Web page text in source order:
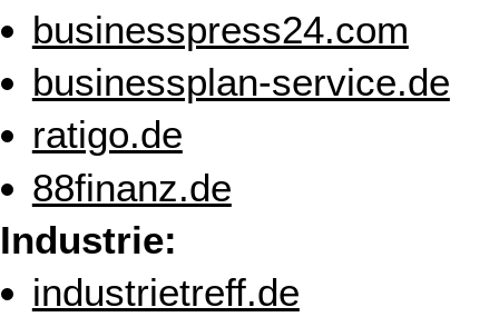
businesspress24.com
businessplan-service.de
ratigo.de
88finanz.de
Industrie:
industrietreff.de